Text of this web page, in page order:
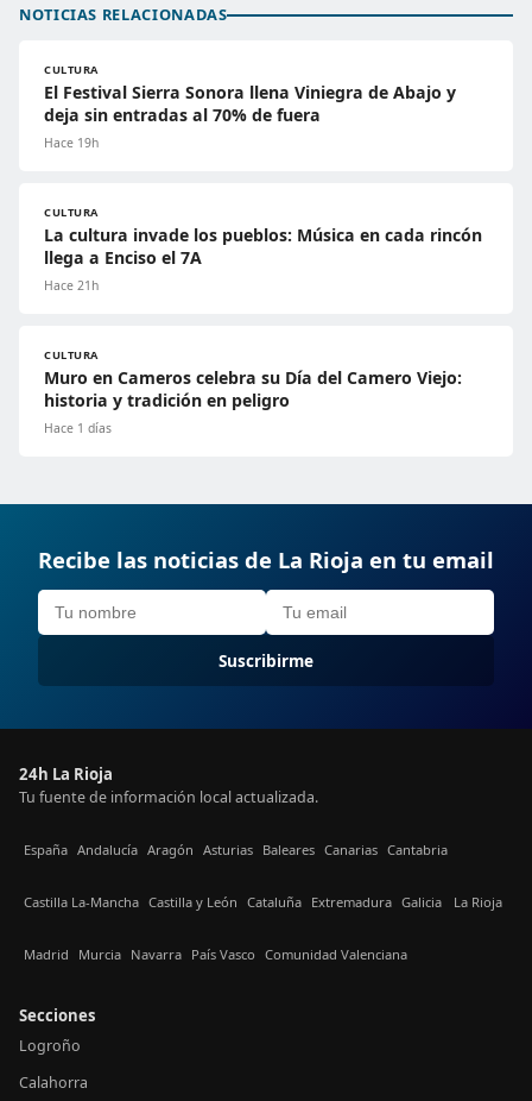
NOTICIAS RELACIONADAS
CULTURA
El Festival Sierra Sonora llena Viniegra de Abajo y
deja sin entradas al 70% de fuera
Hace 19h
CULTURA
La cultura invade los pueblos: Música en cada rincón
llega a Enciso el 7A
Hace 21h
CULTURA
Muro en Cameros celebra su Día del Camero Viejo:
historia y tradición en peligro
Hace 1 días
Recibe las noticias de La Rioja en tu email
Suscribirme
24h La Rioja
Tu fuente de información local actualizada.
España Andalucía Aragón Asturias Baleares Canarias Cantabria
Castilla La-Mancha Castilla y León Cataluña Extremadura Galicia La Rioja
Madrid Murcia Navarra País Vasco Comunidad Valenciana
Secciones
Logroño
Calahorra